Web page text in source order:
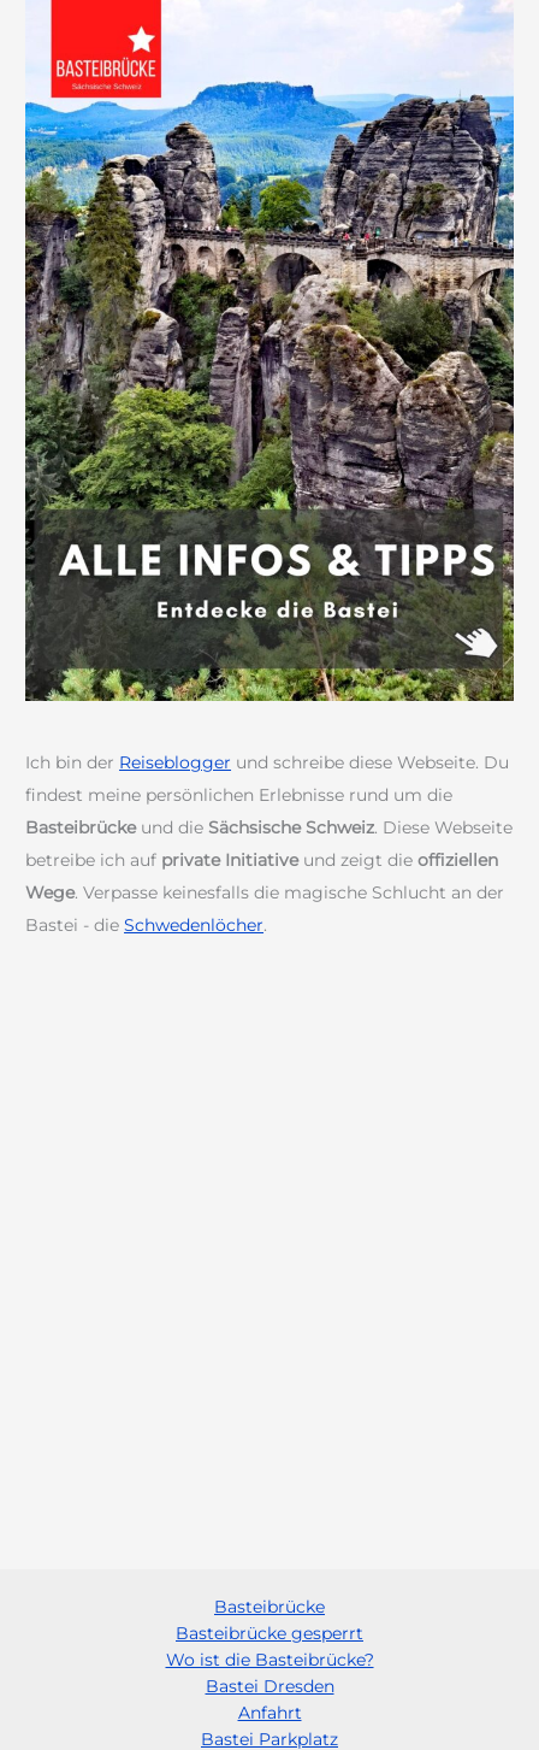
Ich bin der Reiseblogger und schreibe diese Webseite. Du
findest meine persönlichen Erlebnisse rund um die
Basteibrückeund dieSächsische Schweiz. Diese Webseite
betreibe ich auf private Initiativeund zeigt dieoffiziellen
Wege. Verpasse keinesfalls die magische Schlucht an der
Bastei - dieSchwedenlöcher.
Basteibrücke
Basteibrücke gesperrt
Wo ist die Basteibrücke?
Bastei Dresden
Anfahrt
Bastei Parkplatz